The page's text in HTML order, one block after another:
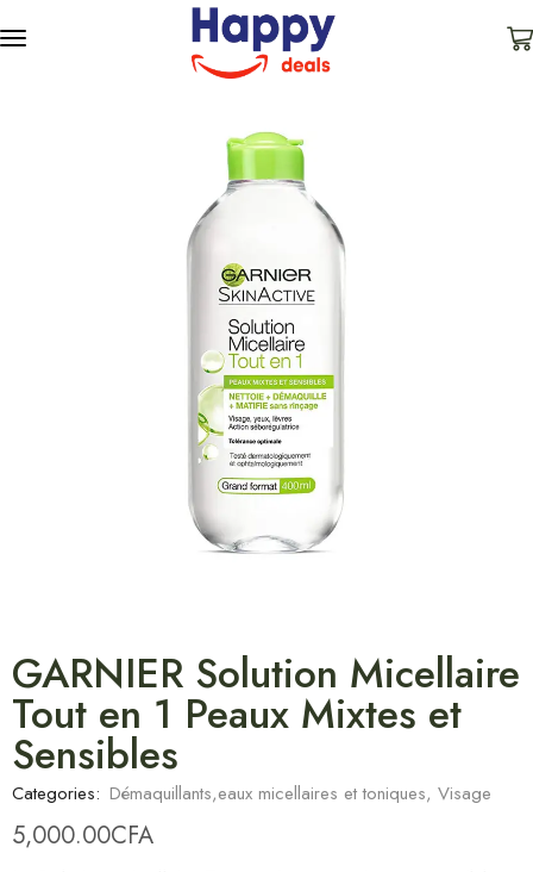
GARNIER Solution Micellaire
Tout en 1 Peaux Mixtes et
Sensibles
Categories: Démaquillants,eaux micellaires et toniques, Visage
5,000.00CFA